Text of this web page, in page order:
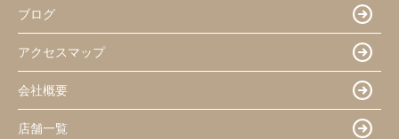
ブログ
アクセスマップ
会社概要
店舗一覧